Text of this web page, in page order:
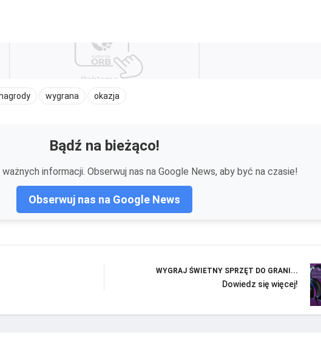
wygrana okazja
Bądź na bieżąco!
informacji. Obserwuj nas na Google News, aby być na czasie!
Obserwuj nas na Google News
WYGRAJ ŚWIETNY SPRZĘT DO GRANI...
Dowiedz się więcej!